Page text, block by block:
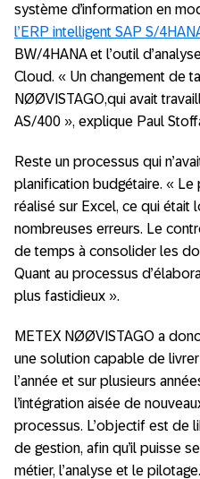
système d’information en
l’ERP intelligent SAP S/
BW/4HANA et l’outil
Cloud. « Un changement de
NØØVISTAGO,qui avait
AS/400 », explique Paul
Reste un processus qui
planification budgétaire. «
réalisé sur Excel, ce qui était
nombreuses erreurs. Le
de temps à consolider les
Quant au processus
plus fastidieux ».
METEX NØØVISTAGO a
une solution capable de
l’année et sur plusieurs
l’intégration aisée de
processus. L’objectif est de
de gestion, afin qu’il puisse
métier, l’analyse et le pilotage.